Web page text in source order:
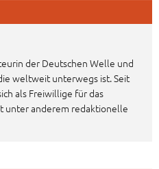
der Deutschen Welle und
weltweit unterwegs ist. Seit
als Freiwillige für das
unter anderem redaktionelle